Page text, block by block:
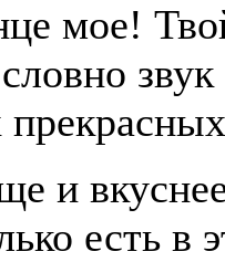
мое!
и
есть в